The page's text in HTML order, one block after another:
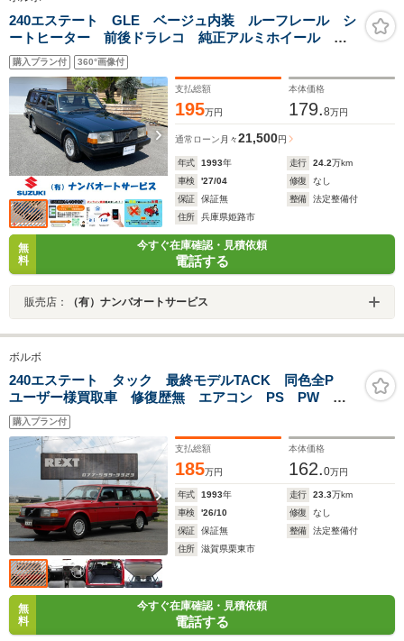
240エステート GLE ベージュ内装 ルーフレール シ
ートヒーター 前後ドラレコ 純正アルミホイール エ
アバック ダッシュボードカバー ブルートゥースオー
ディオ
購入プラン付 360°画像付
支払総額
195万円
本体価格
179.8万円
通常ローン 月々21,500円
年式 1993年 走行 24.2万km
車検
'27/04 修復
なし
保証
保証無 整備
法定整備付
住所
兵庫県姫路市
無
料
今すぐ在庫確認・見積依頼
電話する
販売店： （有）ナンバオートサービス
ボルボ
240エステート タック 最終モデルTACK 同色全P
ユーザー様買取車 修復歴無 エアコン PS PW タ
イミングベルト交換済
購入プラン付
支払総額
185万円
本体価格
162.0万円
年式 1993年 走行 23.3万km
車検
'26/10 修復
なし
保証
保証無 整備
法定整備付
住所
滋賀県栗東市
無
料
今すぐ在庫確認・見積依頼
電話する